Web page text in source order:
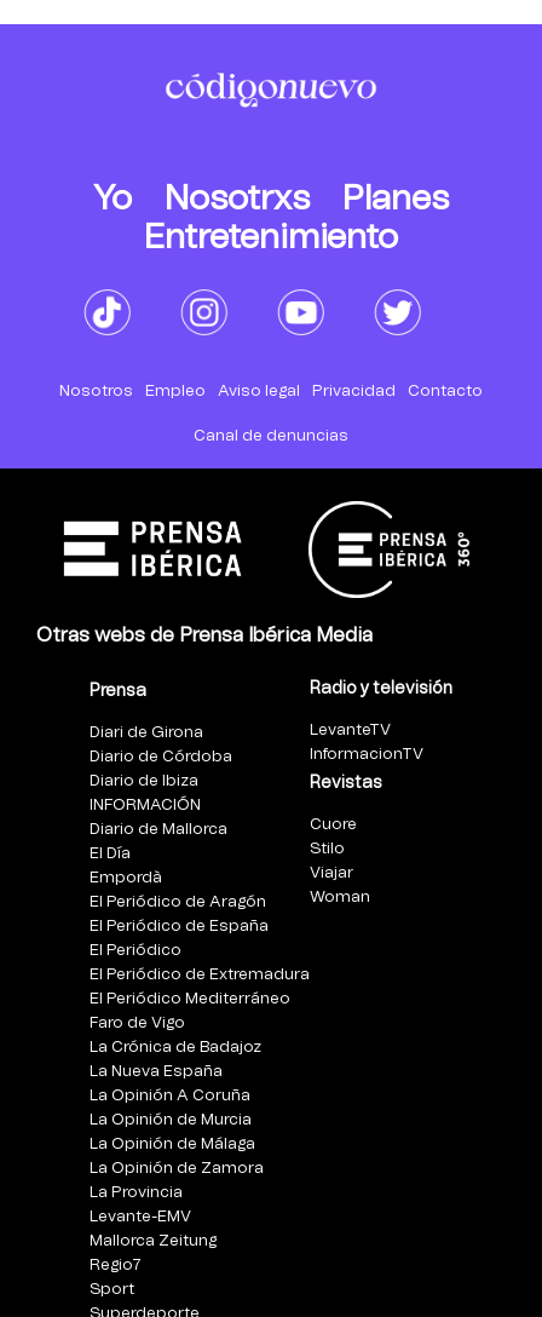
Yo Nosotrxs
Planes
Entretenimiento
Nosotros Empleo Aviso legal Privacidad Contacto
Canal de denuncias
Otras webs de Prensa Ibérica Media
Prensa
Diari de Girona
Diario de Córdoba
Diario de Ibiza
INFORMACIÓN
Diario de Mallorca
El Día
Empordà
El Periódico de Aragón
El Periódico de España
El Periódico
El Periódico de Extremadura
El Periódico Mediterráneo
Faro de Vigo
La Crónica de Badajoz
La Nueva España
La Opinión A Coruña
La Opinión de Murcia
La Opinión de Málaga
La Opinión de Zamora
La Provincia
Levante-EMV
Mallorca Zeitung
Regio7
Sport
Radio y televisión
LevanteTV
InformacionTV
Revistas
Cuore
Stilo
Viajar
Woman